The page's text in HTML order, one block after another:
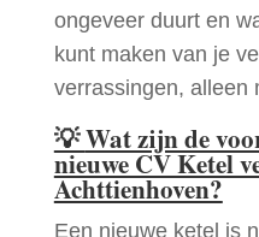
ongeveer duurt en
kunt maken van je
verrassingen, alleen
💡Wat zijn de
nieuwe CV Ketel
Achttienhoven?
Een nieuwe ketel is